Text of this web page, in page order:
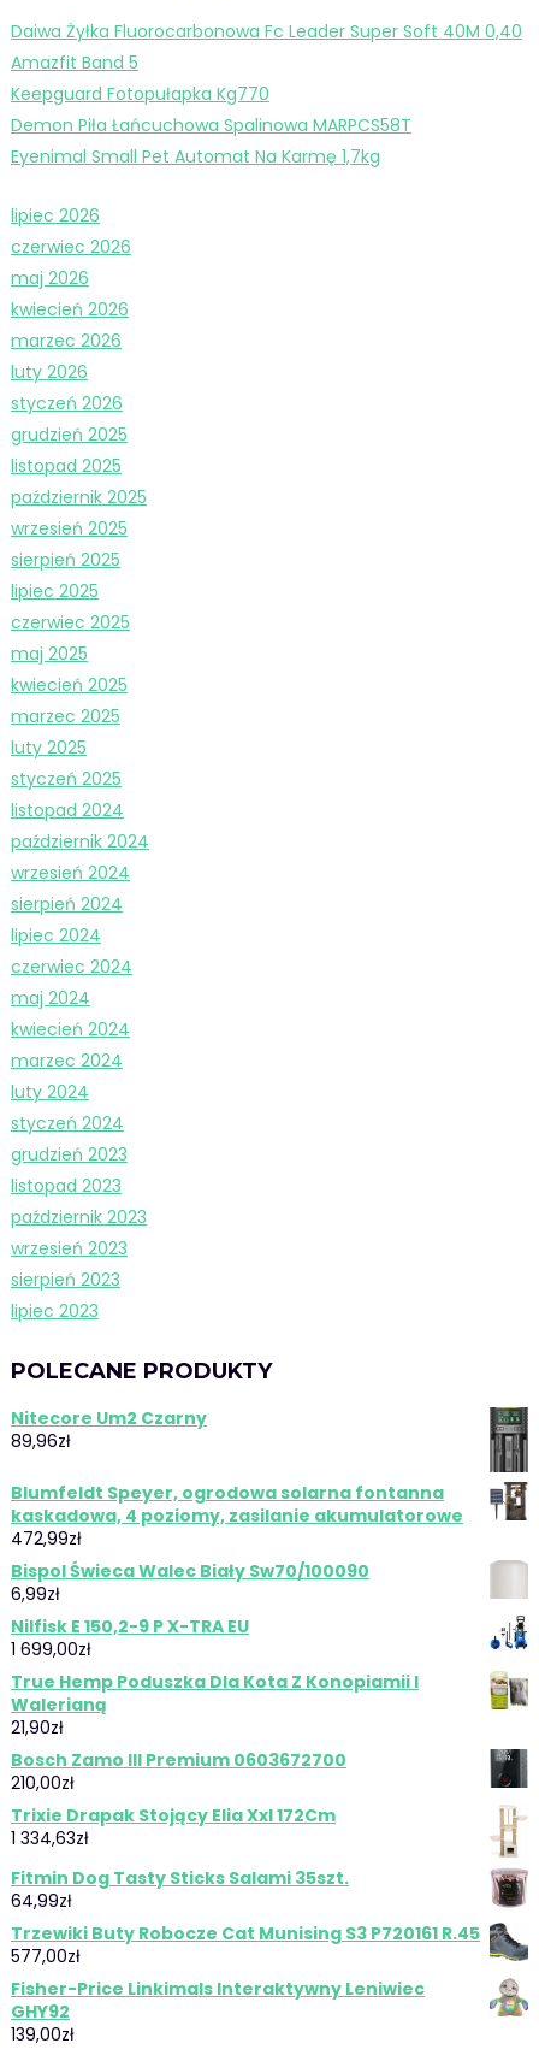
Daiwa Żyłka Fluorocarbonowa Fc Leader Super Soft 40M 0,40
Amazfit Band 5
Keepguard Fotopułapka Kg770
Demon Piła Łańcuchowa Spalinowa MARPCS58T
Eyenimal Small Pet Automat Na Karmę 1,7kg
lipiec 2026
czerwiec 2026
maj 2026
kwiecień 2026
marzec 2026
luty 2026
styczeń 2026
grudzień 2025
listopad 2025
październik 2025
wrzesień 2025
sierpień 2025
lipiec 2025
czerwiec 2025
maj 2025
kwiecień 2025
marzec 2025
luty 2025
styczeń 2025
listopad 2024
październik 2024
wrzesień 2024
sierpień 2024
lipiec 2024
czerwiec 2024
maj 2024
kwiecień 2024
marzec 2024
luty 2024
styczeń 2024
grudzień 2023
listopad 2023
październik 2023
wrzesień 2023
sierpień 2023
lipiec 2023
POLECANE PRODUKTY
Nitecore Um2 Czarny
89,96zł
Blumfeldt Speyer, ogrodowa solarna fontanna
kaskadowa, 4 poziomy, zasilanie akumulatorowe
472,99zł
Bispol Świeca Walec Biały Sw70/100090
6,99zł
Nilfisk E 150,2-9 P X-TRA EU
1 699,00zł
True Hemp Poduszka Dla Kota Z Konopiamii I
Walerianą
21,90zł
Bosch Zamo III Premium 0603672700
210,00zł
Trixie Drapak Stojący Elia Xxl 172Cm
1 334,63zł
Fitmin Dog Tasty Sticks Salami 35szt.
64,99zł
Trzewiki Buty Robocze Cat Munising S3 P720161 R.45
577,00zł
Fisher-Price Linkimals Interaktywny Leniwiec
GHY92
139,00zł